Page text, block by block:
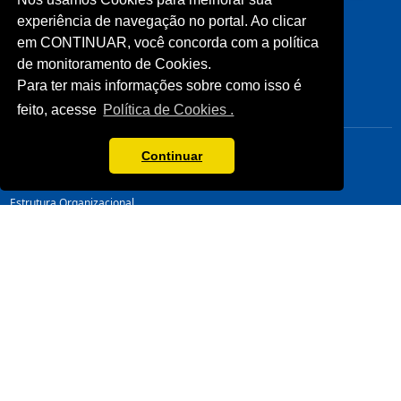
experiência de navegação no portal. Ao clicar
em CONTINUAR, você concorda com a política
de monitoramento de Cookies.
Para ter mais informações sobre como isso é
feito, acesse Política de Cookies .
Continuar
Licitações
Notícias
Imprensa
Fale Conosco
Biblioteca
Cliente
CONHEÇA
Sistema Fecomércio
Estrutura Organizacional
LINKS ÚTEIS
Senac